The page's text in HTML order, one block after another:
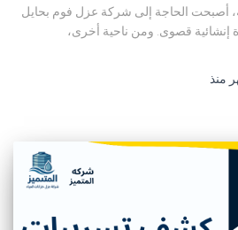
أصبحت الحاجة إلى شركة عزل فوم بحايل
قصوى. ومن ناحية أخرى،
منذ